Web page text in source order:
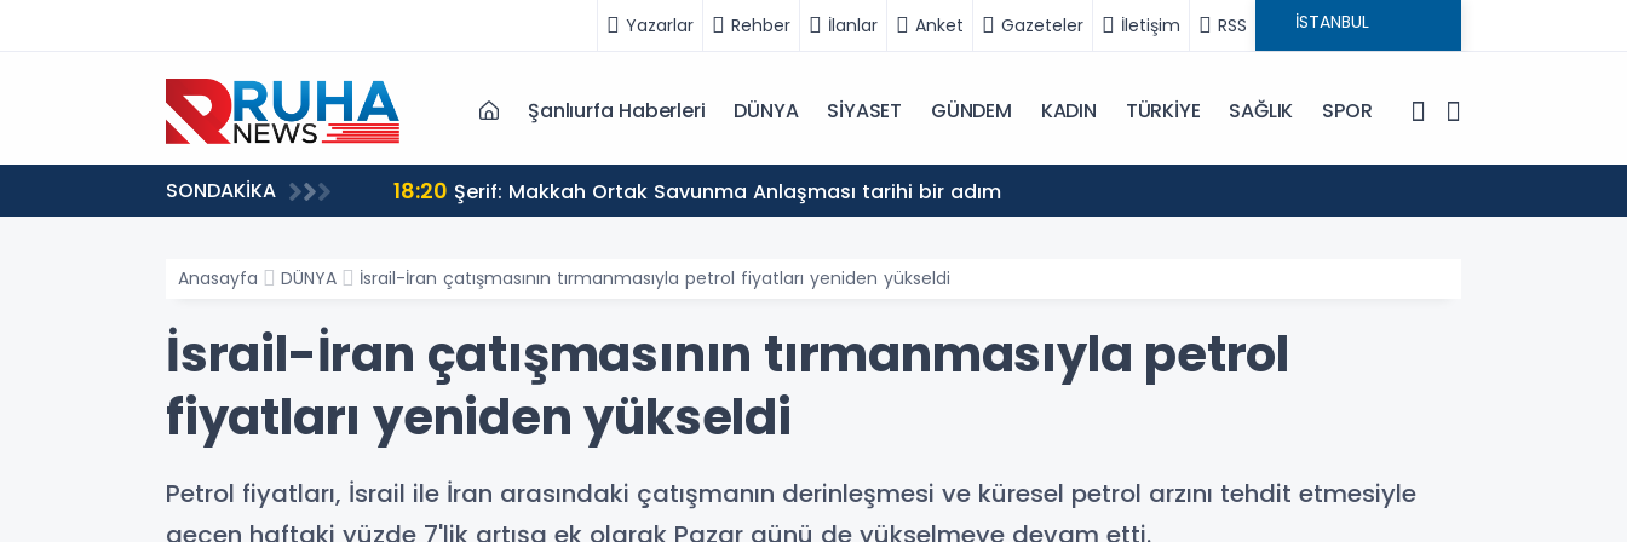
Yazarlar Rehber İlanlar Anket Gazeteler İletişim RSS
Şanlıurfa Haberleri DÜNYA SİYASET GÜNDEM KADIN TÜRKİYE SAĞLIK SPOR
SONDAKİKA 18:20 Şerif: Makkah Ortak Savunma Anlaşması tarihi bir adım
Anasayfa DÜNYA İsrail-İran çatışmasının tırmanmasıyla petrol fiyatları yeniden yükseldi
İsrail-İran çatışmasının tırmanmasıyla petrol
fiyatları yeniden yükseldi
Petrol fiyatları, İsrail ile İran arasındaki çatışmanın derinleşmesi ve küresel petrol arzını tehdit etmesiyle
geçen haftaki yüzde 7'lik artışa ek olarak Pazar günü de yükselmeye devam etti.